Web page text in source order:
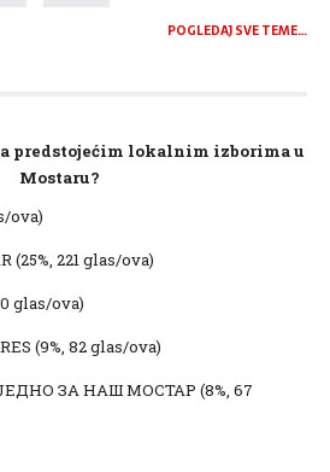
POGLEDAJ SVE TEME…
predstojećim lokalnim izborima u
Mostaru?
ova)
(25%, 221 glas/ova)
glas/ova)
(9%, 82 glas/ova)
ЗА НАШ МОСТАР (8%, 67